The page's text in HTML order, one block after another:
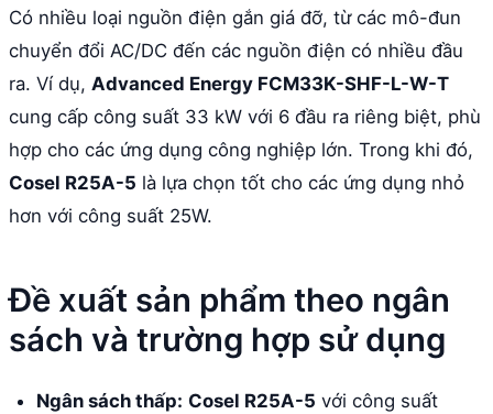
Có nhiều loại nguồn điện gắn giá đỡ, từ các mô-đun
chuyển đổi AC/DC đến các nguồn điện có nhiều đầu
ra. Ví dụ, Advanced Energy FCM33K-SHF-L-W-T
cung cấp công suất 33 kW với 6 đầu ra riêng biệt, phù
hợp cho các ứng dụng công nghiệp lớn. Trong khi đó,
Cosel R25A-5 là lựa chọn tốt cho các ứng dụng nhỏ
hơn với công suất 25W.
Đề xuất sản phẩm theo ngân
sách và trường hợp sử dụng
Ngân sách thấp: Cosel R25A-5 với công suất